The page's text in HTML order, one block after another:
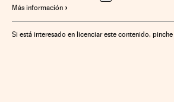
Más información
Si está interesado en licenciar este contenido, pinche